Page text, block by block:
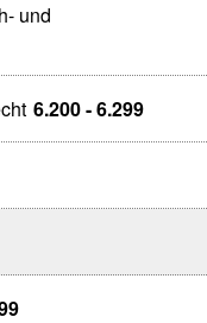
und
6.200 - 6.299